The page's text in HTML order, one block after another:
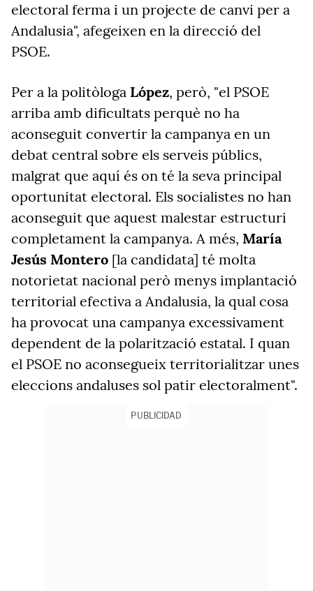
electoral ferma i un projecte de canvi per a
Andalusia", afegeixen en la direcció del
PSOE.
Per a la politòloga López, però, "el PSOE
arriba amb dificultats perquè no ha
aconseguit convertir la campanya en un
debat central sobre els serveis públics,
malgrat que aquí és on té la seva principal
oportunitat electoral. Els socialistes no han
aconseguit que aquest malestar estructuri
completament la campanya. A més, María
Jesús Montero [la candidata] té molta
notorietat nacional però menys implantació
territorial efectiva a Andalusia, la qual cosa
ha provocat una campanya excessivament
dependent de la polarització estatal. I quan
el PSOE no aconsegueix territorialitzar unes
eleccions andaluses sol patir electoralment".
PUBLICIDAD